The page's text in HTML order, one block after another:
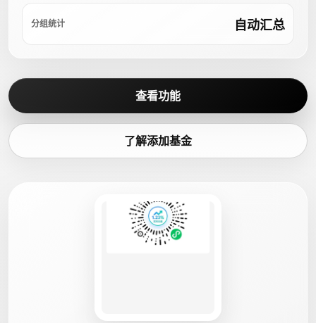
分组统计 自动汇总
查看功能
了解添加基金